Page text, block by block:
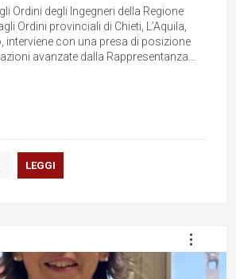
Ordini degli Ingegneri della Regione
Ordini provinciali di Chieti, L’Aquila,
interviene con una presa di posizione
avanzate dalla Rappresentanza...
LEGGI